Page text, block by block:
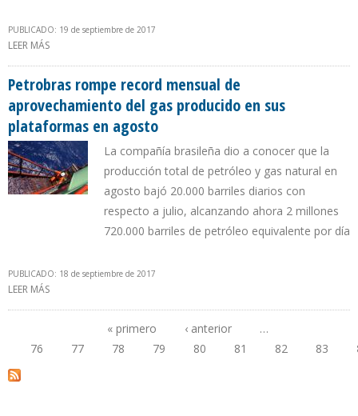
PUBLICADO: 19 de septiembre de 2017
LEER MÁS
Petrobras rompe record mensual de
aprovechamiento del gas producido en sus
plataformas en agosto
La compañía brasileña dio a conocer que la
producción total de petróleo y gas natural en
agosto bajó 20.000 barriles diarios con
respecto a julio, alcanzando ahora 2 millones
720.000 barriles de petróleo equivalente por día
PUBLICADO: 18 de septiembre de 2017
LEER MÁS
Páginas
« primero ‹ anterior
…
76
77 78 79 80 81 82 83